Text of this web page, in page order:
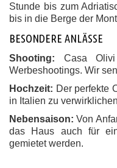
Stunde bis zum
bis in die Berge der
BESONDERE ANLÄSSE
Shooting: Casa
Werbeshootings. Wir
Hochzeit: Der perfekte
in Italien zu
Nebensaison: Von
das Haus auch für
gemietet werden.